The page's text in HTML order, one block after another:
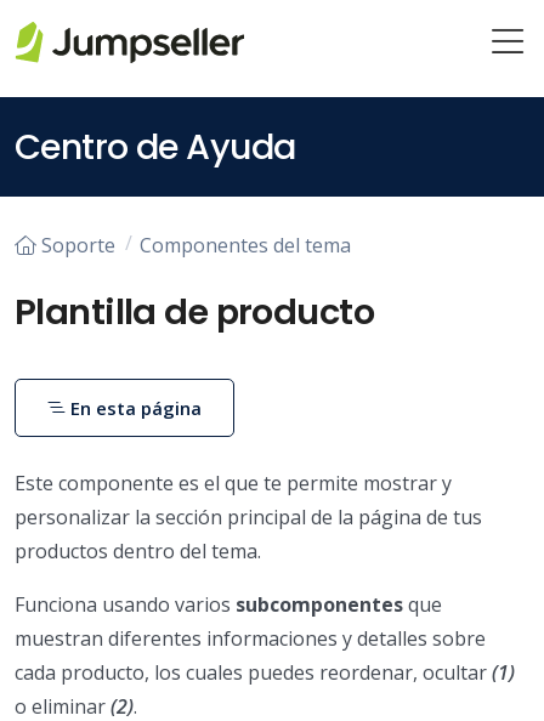
Centro de Ayuda
Soporte Componentes del tema
Plantilla de producto
Este componente es el que te permite mostrar y
personalizar la sección principal de la página de tus
productos dentro del tema.
Funciona usando varios subcomponentesque
muestran diferentes informaciones y detalles sobre
cada producto, los cuales puedes reordenar, ocultar(1)
o eliminar(2).
En esta página